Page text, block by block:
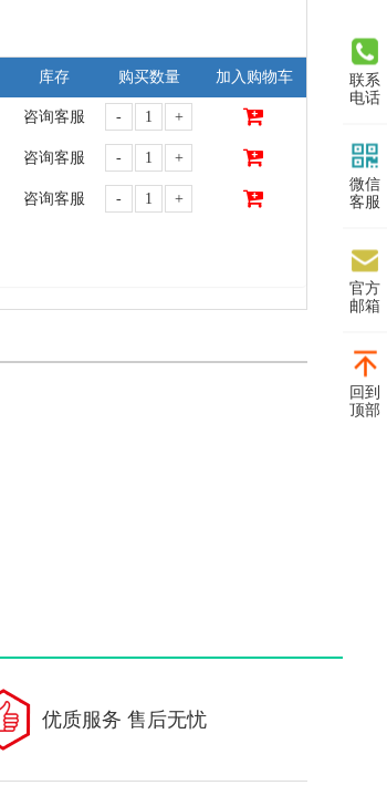
库存 购买数量 加入购物车
咨询客服 - +
咨询客服 - +
咨询客服 - +
优质服务 售后无忧
联系
电话
微信
客服
官方
邮箱
回到
顶部